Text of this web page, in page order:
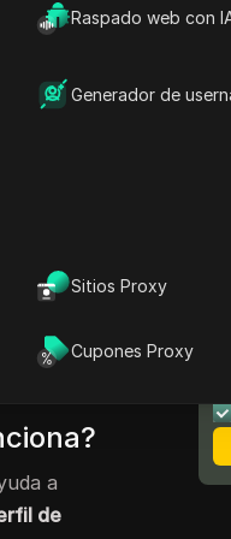
Raspado web con
Generador de
Sitios Proxy
Cupones Proxy
virtual
navegador
, cómo
pueden
a
de